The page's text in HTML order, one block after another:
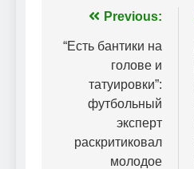
Навігація
записів
Previous:
“Есть бантики на
голове и
татуировки”:
футбольный
эксперт
раскритиковал
молодое